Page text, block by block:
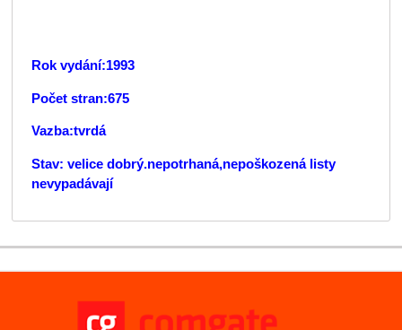
Rok vydání:1993
Počet stran:675
Vazba:tvrdá
Stav: velice dobrý.nepotrhaná,nepoškozená listy
nevypadávají